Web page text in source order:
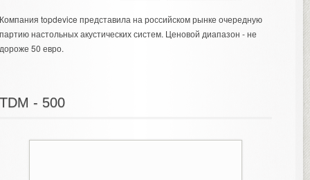
topdevice представила на российском рынке очередную
настольных акустических систем. Ценовой диапазон - не
50 евро.
- 500